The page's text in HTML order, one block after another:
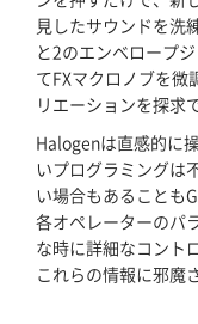
見したサウンドを洗
と2のエンベロープ
てFXマクロノブを
リエーションを探求
Halogenは直感的に
いプログラミングは
い場合もあることも
各オペレーターのパ
な時に詳細なコント
これらの情報に邪魔